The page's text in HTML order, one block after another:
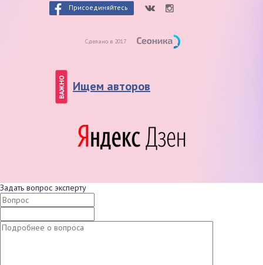
Присоединяйтесь
Сделано в 2017
ВАЖНО Ищем авторов
Задать вопрос эксперту